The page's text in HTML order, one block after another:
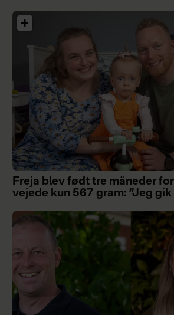
Freja blev født tre måneder
vejede kun 567 gram: ”Jeg gik